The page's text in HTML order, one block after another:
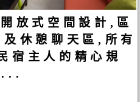
放式空間設計,區
休憩聊天區,所有
宿主人的精心規
...